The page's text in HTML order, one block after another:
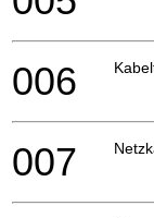
006
007